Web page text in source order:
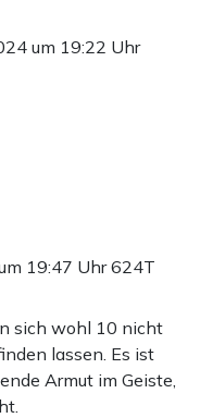
um 19:22 Uhr
19:47 Uhr624T
sich wohl 10 nicht
lassen. Es ist
Armut im Geiste,